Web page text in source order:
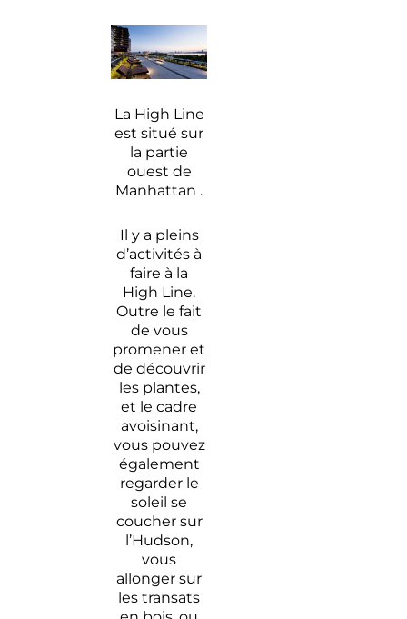
La High Line
est situé sur
la partie
ouest de
Manhattan .
Il y a pleins
d’activités à
faire à la
High Line.
Outre le fait
de vous
promener et
de découvrir
les plantes,
et le cadre
avoisinant,
vous pouvez
également
regarder le
soleil se
coucher sur
l’Hudson,
vous
allonger sur
les transats